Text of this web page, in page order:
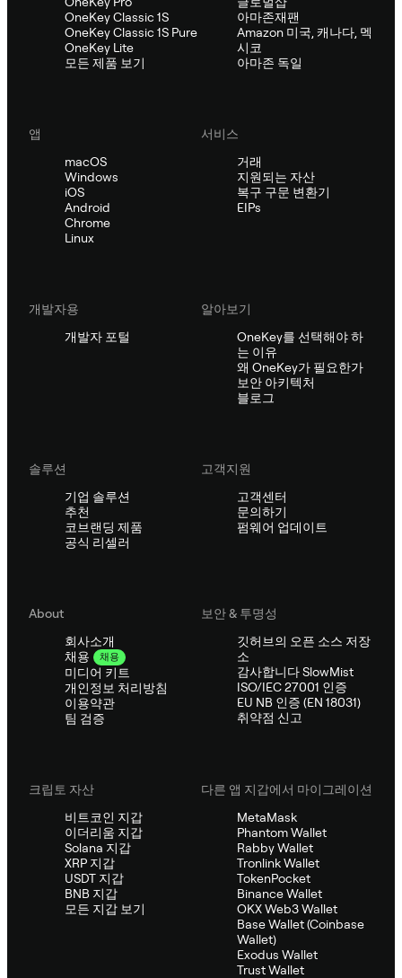
OneKey Classic 1S
OneKey Classic 1S Pure
OneKey Lite
모든 제품 보기
아마존재팬
Amazon 미국, 캐나다, 멕
시코
아마존 독일
앱
macOS
Windows
iOS
Android
Chrome
Linux
서비스
거래
지원되는 자산
복구 구문 변환기
EIPs
개발자용
개발자 포털
알아보기
OneKey를 선택해야 하
는 이유
왜 OneKey가 필요한가
보안 아키텍처
블로그
솔루션
기업 솔루션
추천
코브랜딩 제품
공식 리셀러
고객지원
고객센터
문의하기
펌웨어 업데이트
About
회사소개
채용
채용
미디어 키트
개인정보 처리방침
이용약관
팀 검증
보안 & 투명성
깃허브의 오픈 소스 저장
소
감사합니다 SlowMist
ISO/IEC 27001 인증
EU NB 인증 (EN 18031)
취약점 신고
크립토 자산
비트코인 지갑
이더리움 지갑
Solana 지갑
XRP 지갑
USDT 지갑
BNB 지갑
모든 지갑 보기
다른 앱 지갑에서 마이그레이션
MetaMask
Phantom Wallet
Rabby Wallet
Tronlink Wallet
TokenPocket
Binance Wallet
OKX Web3 Wallet
Base Wallet (Coinbase
Wallet)
Exodus Wallet
Trust Wallet